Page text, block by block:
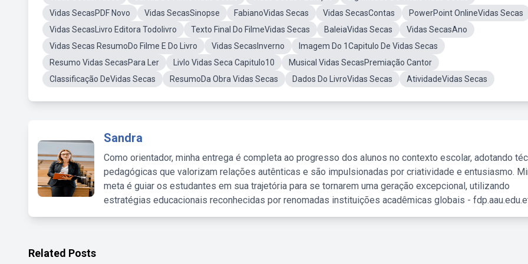
Vidas SecasPDF Novo
Vidas SecasSinopse FabianoVidas Secas Vidas SecasContas
PowerPoint OnlineVidas Secas
Vidas SecasLivro Editora Todolivro
Texto Final Do FilmeVidas Secas BaleiaVidas Secas
Vidas SecasAno
Vidas Secas ResumoDo Filme E Do Livro
Vidas SecasInverno
Imagem Do 1Capitulo De Vidas Secas
Resumo Vidas SecasPara Ler
Livlo Vidas Seca Capitulo10
Musical Vidas SecasPremiação Cantor
Classificação DeVidas Secas
ResumoDa Obra Vidas Secas Dados Do LivroVidas Secas AtividadeVidas Secas
Sandra
Como orientador, minha entrega é completa ao progresso dos alunos no contexto escolar, adotando
pedagógicas que valorizam relações autênticas e são impulsionadas por criatividade e entusiasmo.
meta é guiar os estudantes em sua trajetória para se tornarem uma geração excepcional, utilizando
estratégias educacionais reconhecidas por renomadas instituições acadêmicas globais -
Related Posts